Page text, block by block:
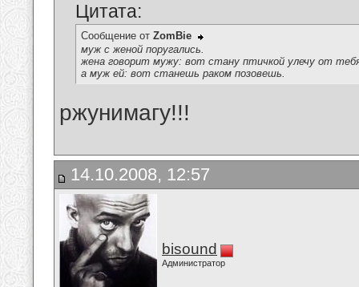
Цитата:
Сообщение от ZomBie
муж с женой поругались.
жена говорит мужу: вот стану птичкой улечу от
а муж ей: вот станешь раком позовешь.
ржунимагу!!!
14.10.2008, 12:57
bisound
Администратор